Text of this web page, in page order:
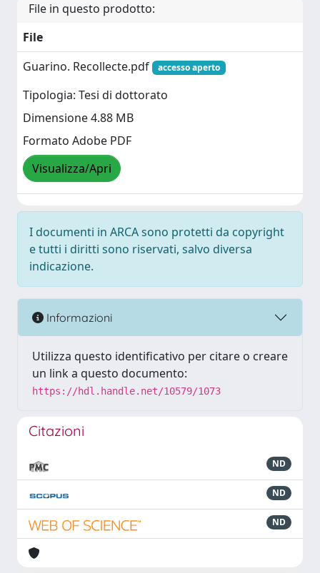
File in questo prodotto:
File
Guarino. Recollecte.pdf
accesso aperto
Tipologia: Tesi di dottorato
Dimensione 4.88 MB
Formato Adobe PDF
Visualizza/Apri
I documenti in ARCA sono protetti da copyright
e tutti i diritti sono riservati, salvo diversa
indicazione.
Informazioni
Utilizza questo identificativo per citare o creare
un link a questo documento:
https://hdl.handle.net/10579/1073
Citazioni
ND
ND
ND